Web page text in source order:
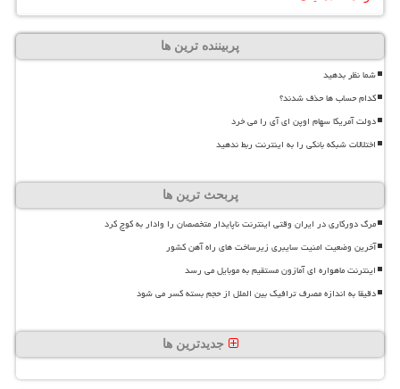
پربیننده ترین ها
شما نظر بدهید
کدام حساب ها حذف شدند؟
دولت آمریکا سهام اوپن ای آی را می خرد
اختلالات شبکه بانکی را به اینترنت ربط ندهید
پربحث ترین ها
مرگ دورکاری در ایران وقتی اینترنت ناپایدار متخصصان را وادار به کوچ کرد
آخرین وضعیت امنیت سایبری زیرساخت های راه آهن کشور
اینترنت ماهواره ای آمازون مستقیم به موبایل می رسد
دقیقا به اندازه مصرف ترافیک بین الملل از حجم بسته کسر می شود
جدیدترین ها